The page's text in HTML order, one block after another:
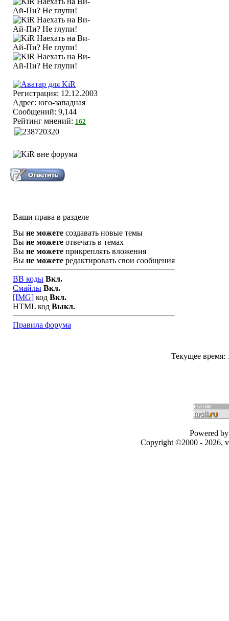
Регистрация: 12.12.2003
Адрес: юго-западная
Сообщений: 9,144
Рейтинг мнений: 162
Ваши права в разделе
Вы не можете создавать новые темы
Вы не можете отвечать в темах
Вы не можете прикреплять вложения
Вы не можете редактировать свои сообщения
BB коды Вкл.
Смайлы Вкл.
[IMG] код Вкл.
HTML код Выкл.
Правила форума
Текущее время:
Powered
Copyright ©2000 - 2026,